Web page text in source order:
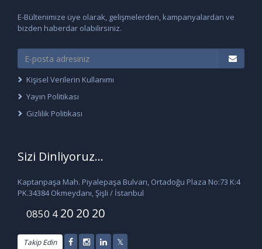
E-Bültenimize üye olarak, gelişmelerden, kampanyalardan ve
bizden haberdar olabilirsiniz.
Kişisel Verilerin Kullanımı
Yayın Politikası
Gizlilik Politikası
Sizi Dinliyoruz...
Kaptanpaşa Mah. Piyalepaşa Bulvarı, Ortadoğu Plaza No:73 K:4
PK.34384 Okmeydanı, Şişli / İstanbul
0850 4 20 20 20
Takip Edin